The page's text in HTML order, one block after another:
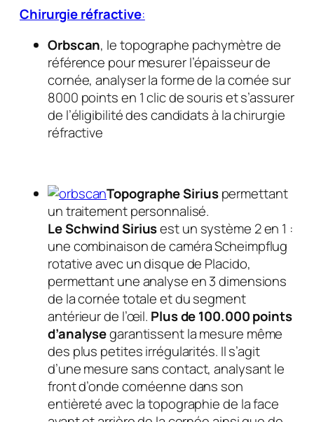
Chirurgie réfractive:
Orbscan, le topographe pachymètre de
référence pour mesurer l’épaisseur de
cornée, analyser la forme de la cornée sur
8000 points en 1 clic de souris et s’assurer
de l’éligibilité des candidats à la chirurgie
réfractive
Topographe Siriuspermettant
un traitement personnalisé.
Le Schwind Siriusest un système 2 en 1 :
une combinaison de caméra Scheimpflug
rotative avec un disque de Placido,
permettant une analyse en 3 dimensions
de la cornée totale et du segment
antérieur de l’œil. Plus de 100.000 points
d’analysegarantissent la mesure même
des plus petites irrégularités. Il s’agit
d’une mesure sans contact, analysant le
front d’onde cornéenne dans son
entièreté avec la topographie de la face